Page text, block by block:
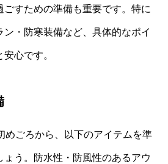
ごすための準備も重要です。特に
・防寒装備など、具体的なポイ
心です。
めごろから、以下のアイテムを準
う。防水性・防風性のあるアウ